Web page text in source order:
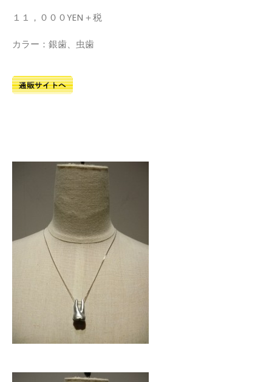
１１，０００YEN＋税
カラー：銀歯、虫歯